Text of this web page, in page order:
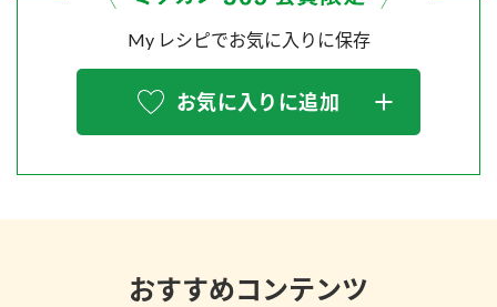
My レシピでお気に入りに保存
お気に入りに追加
おすすめコンテンツ